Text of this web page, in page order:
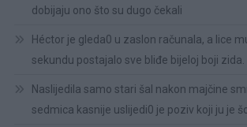
dobijaju ono što su dugo čekali
Héctor je gleda0 u zaslon računala, a lice
sekundu postajalo sve bliđe bijeloj boji zida.
Naslijedila samo stari šal nakon majčine
sedmica kasnije uslijedi0 je poziv koji ju je